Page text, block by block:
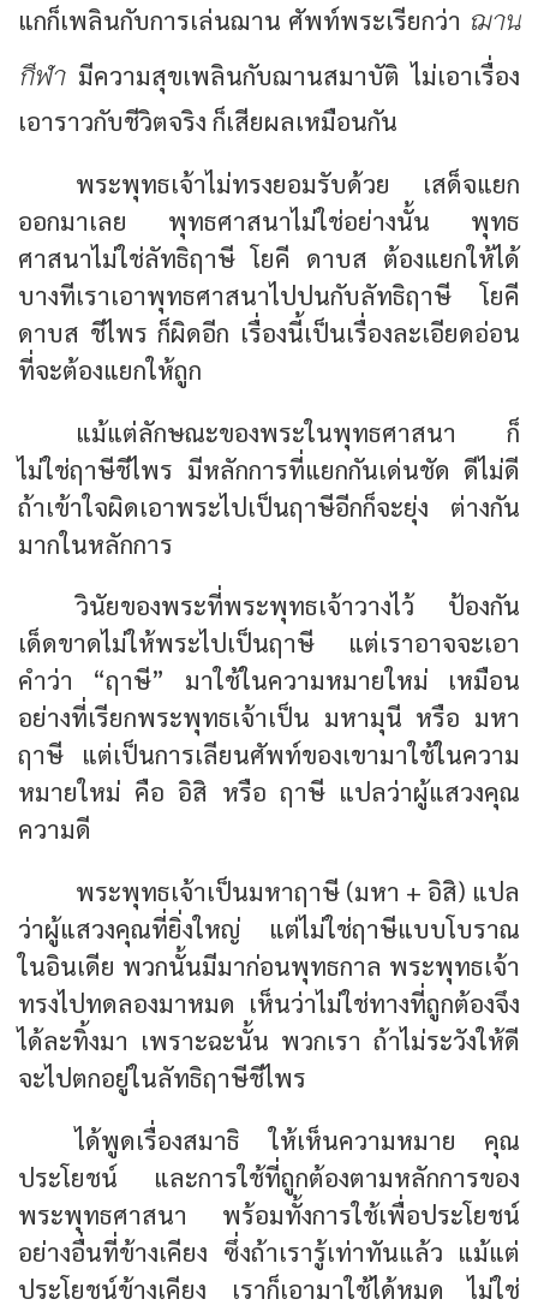
แกก็เพลินกับการเล่นฌาน ศัพท์พระเรียกว่า ฌาน
กีฬามีความสุขเพลินกับฌานสมาบัติ ไม่เอาเรื่อง
เอาราวกับชีวิตจริง ก็เสียผลเหมือนกัน
พระพุทธเจ้าไม่ทรงยอมรับด้วย เสด็จแยก
ออกมาเลย พุทธศาสนาไม่ใช่อย่างนั้น พุทธ
ศาสนาไม่ใช่ลัทธิฤาษี โยคี ดาบส ต้องแยกให้ได้
บางทีเราเอาพุทธศาสนาไปปนกับลัทธิฤาษี โยคี
ดาบส ชีไพร ก็ผิดอีก เรื่องนี้เป็นเรื่องละเอียดอ่อน
ที่จะต้องแยกให้ถูก
แม้แต่ลักษณะของพระในพุทธศาสนา ก็
ไม่ใช่ฤาษีชีไพร มีหลักการที่แยกกันเด่นชัด ดีไม่ดี
ถ้าเข้าใจผิดเอาพระไปเป็นฤาษีอีกก็จะยุ่ง ต่างกัน
มากในหลักการ
วินัยของพระที่พระพุทธเจ้าวางไว้ ป้องกัน
เด็ดขาดไม่ให้พระไปเป็นฤาษี แต่เราอาจจะเอา
คำว่า “ฤาษี” มาใช้ในความหมายใหม่ เหมือน
อย่างที่เรียกพระพุทธเจ้าเป็น มหามุนี หรือ มหา
ฤาษี แต่เป็นการเลียนศัพท์ของเขามาใช้ในความ
หมายใหม่ คือ อิสิ หรือ ฤาษี แปลว่าผู้แสวงคุณ
ความดี
พระพุทธเจ้าเป็นมหาฤาษี (มหา + อิสิ) แปล
ว่าผู้แสวงคุณที่ยิ่งใหญ่ แต่ไม่ใช่ฤาษีแบบโบราณ
ในอินเดีย พวกนั้นมีมาก่อนพุทธกาล พระพุทธเจ้า
ทรงไปทดลองมาหมด เห็นว่าไม่ใช่ทางที่ถูกต้องจึง
ได้ละทิ้งมา เพราะฉะนั้น พวกเรา ถ้าไม่ระวังให้ดี
จะไปตกอยู่ในลัทธิฤาษีชีไพร
ได้พูดเรื่องสมาธิ ให้เห็นความหมาย คุณ
ประโยชน์ และการใช้ที่ถูกต้องตามหลักการของ
พระพุทธศาสนา พร้อมทั้งการใช้เพื่อประโยชน์
อย่างอื่นที่ข้างเคียง ซึ่งถ้าเรารู้เท่าทันแล้ว แม้แต่
ประโยชน์ข้างเคียง เราก็เอามาใช้ได้หมด ไม่ใช่